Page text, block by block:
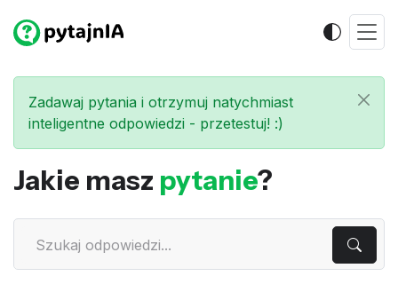
Zadawaj pytania i otrzymuj natychmiast
inteligentne odpowiedzi - przetestuj! :)
Jakie masz pytanie?